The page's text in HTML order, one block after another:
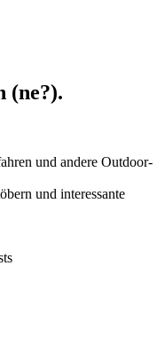
(ne?).
und andere Outdoor-
und interessante